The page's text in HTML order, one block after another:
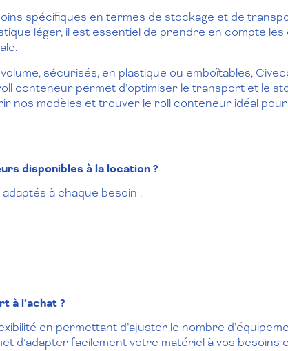
spécifiques en termes de stockage et de
léger, il est essentiel de prendre en compte
sécurisés, en plastique ou emboîtables,
conteneur permet d’optimiser le transport et le
nos modèles et trouver le roll conteneur idéal
disponibles à la location ?
à chaque besoin :
à l’achat ?
en permettant d’ajuster le nombre
d’adapter facilement votre matériel à vos besoins